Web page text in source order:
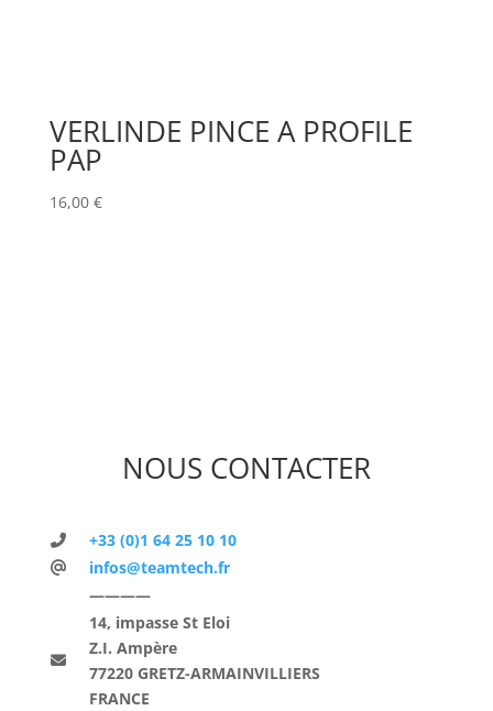
VERLINDE PINCE A PROFILE
PAP
16,00 €
NOUS CONTACTER
+33 (0)1 64 25 10 10
infos@teamtech.fr
————
14, impasse St Eloi
Z.I. Ampère
77220 GRETZ-ARMAINVILLIERS
FRANCE